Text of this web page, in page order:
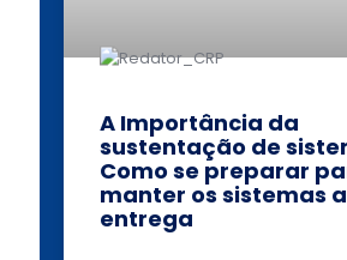
A Importância da
sustentação de
Como se preparar
manter os sistemas
entrega